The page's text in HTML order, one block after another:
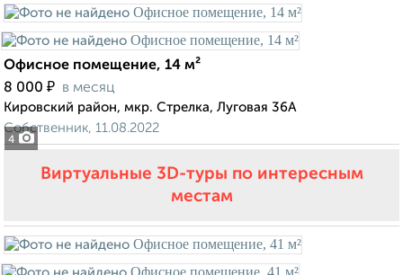
4
Офисное помещение, 14 м²
8 000 ₽ в месяц
Кировский район, мкр. Стрелка, Луговая 36А
Собственник, 11.08.2022
Виртуальные 3D-туры по интересным
местам